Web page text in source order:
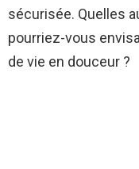
sécurisée. Quelles
pourriez-vous
de vie en douceur ?